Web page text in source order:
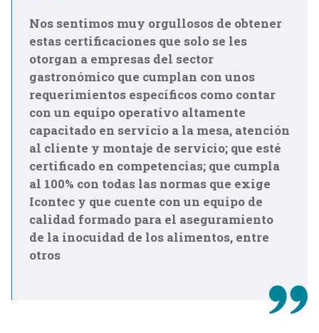
Nos sentimos muy orgullosos de obtener
estas certificaciones que solo se les
otorgan a empresas del sector
gastronómico que cumplan con unos
requerimientos específicos como contar
con un equipo operativo altamente
capacitado en servicio a la mesa, atención
al cliente y montaje de servicio; que esté
certificado en competencias; que cumpla
al 100% con todas las normas que exige
Icontec y que cuente con un equipo de
calidad formado para el aseguramiento
de la inocuidad de los alimentos, entre
otros